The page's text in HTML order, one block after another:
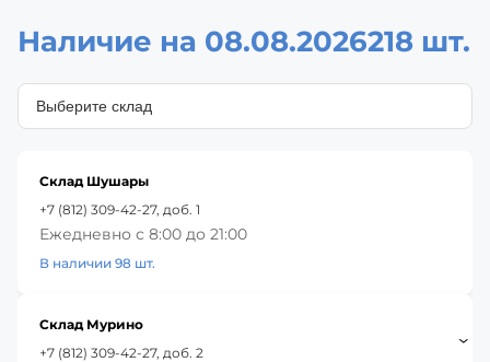
Наличие на 08.08.2026218 шт.
Склад Шушары
+7 (812) 309-42-27, доб. 1
Ежедневно с 8:00 до 21:00
В наличии 98 шт.
Склад Мурино
+7 (812) 309-42-27, доб. 2